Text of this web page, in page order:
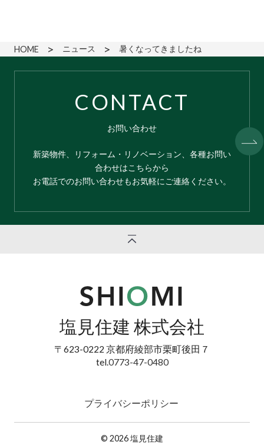
HOME ニュース 暑くなってきましたね
CONTACT
お問い合わせ
新築物件、リフォーム・リノベーション、各種お問い
合わせはこちらから
お電話でのお問い合わせもお気軽にご連絡ください。
塩見住建 株式会社
〒623-0222 京都府綾部市栗町後田７
tel.0773-47-0480
プライバシーポリシー
© 2026 塩見住建